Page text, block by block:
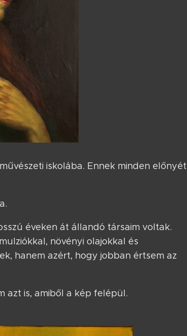
iskolába. Ennek minden előnyét
éveken át állandó társaim voltak.
növényi olajokkal és
hanem azért, hogy jobban értsem az
azt is, amiből a kép felépül.